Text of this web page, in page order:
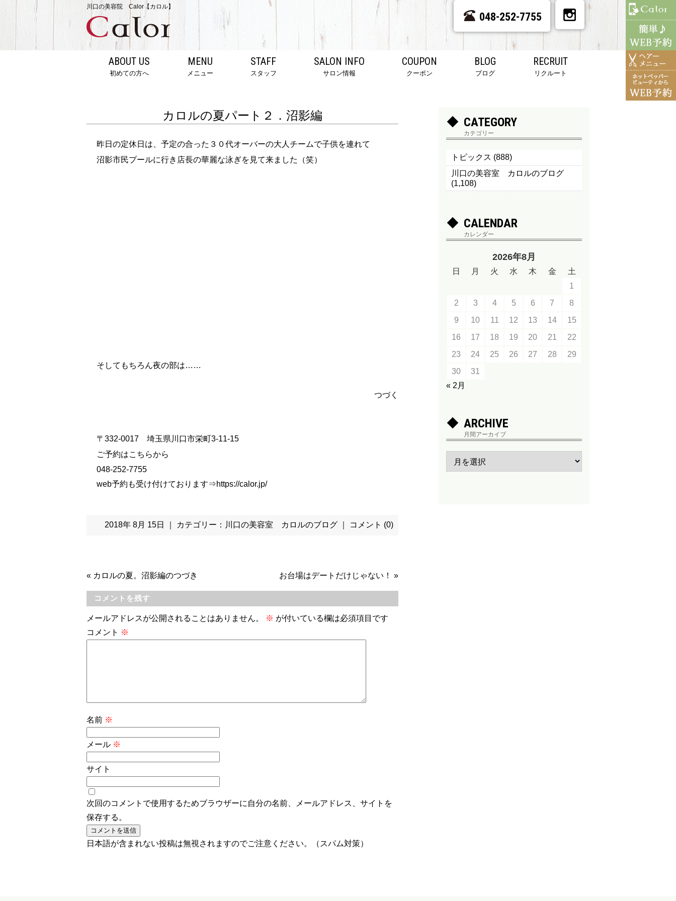
川口の美容院 Calor【カロル】
048-252-7755
ABOUT US
初めての方へ
MENU
メニュー
STAFF
スタッフ
SALON INFO
サロン情報
COUPON
クーポン
BLOG
ブログ
RECRUIT
リクルート
カロルの夏パート２．沼影編
昨日の定休日は、予定の合った３０代オーバーの大人チームで子供を連れて
沼影市民プールに行き店長の華麗な泳ぎを見て来ました（笑）
そしてもちろん夜の部は……
つづく
〒332-0017 埼玉県川口市栄町3-11-15
ご予約はこちらから
048-252-7755
web予約も受け付けております⇒https://calor.jp/
2018年 8月 15日 ｜ カテゴリー： 川口の美容室 カロルのブログ コメント (0)
« カロルの夏。沼影編のつづき お台場はデートだけじゃない！ »
コメントを残す
メールアドレスが公開されることはありません。 ※ が付いている欄は必須項目です
コメント ※
名前 ※
メール ※
サイト
次回のコメントで使用するためブラウザーに自分の名前、メールアドレス、サイトを
保存する。
日本語が含まれない投稿は無視されますのでご注意ください。（スパム対策）
CATEGORY
カテゴリー
トピックス (888)
川口の美容室 カロルのブログ
(1,108)
CALENDAR
カレンダー
2026年8月
日 月 火 水 木 金
土
1
2
3 4 5 6 7
8
9
10 11 12 13 14
15
16
17 18 19 20 21
22
23
24 25 26 27 28
29
30
31
« 2月
ARCHIVE
月間アーカイブ